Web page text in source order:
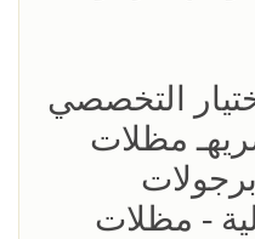
التخصصي
مظلات
- مظلات